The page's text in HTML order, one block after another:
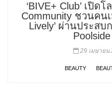
‘BIVE+ Club’ เปิด
Community ชวนคน
Lively’ ผ่านประส
29 เมษายน
BEAUTY